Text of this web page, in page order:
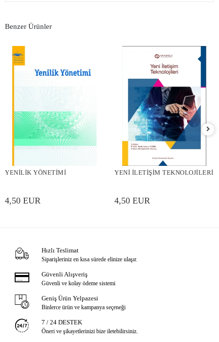
Benzer Ürünler
YENİLİK YÖNETİMİ
4,50 EUR
YENİ İLETİŞİM TEKNOLOJİLERİ
4,50 EUR
Hızlı Teslimat
Siparişleriniz en kısa sürede elinize ulaşır.
Güvenli Alışveriş
Güvenli ve kolay ödeme sistemi
Geniş Ürün Yelpazesi
Binlerce ürün ve kampanya seçeneği
7 / 24 DESTEK
Öneri ve şikayetlerinizi bize iletebilirsiniz.